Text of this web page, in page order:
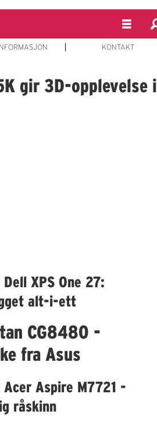
KONTAKT
gir 3D-opplevelse i
Dell XPS One 27:
alt-i-ett
CG8480 -
fra Asus
Acer Aspire M7721 -
råskinn